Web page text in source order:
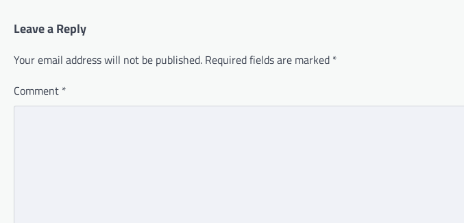
Leave a Reply
Your email address will not be published. Required fields are marked *
Comment *